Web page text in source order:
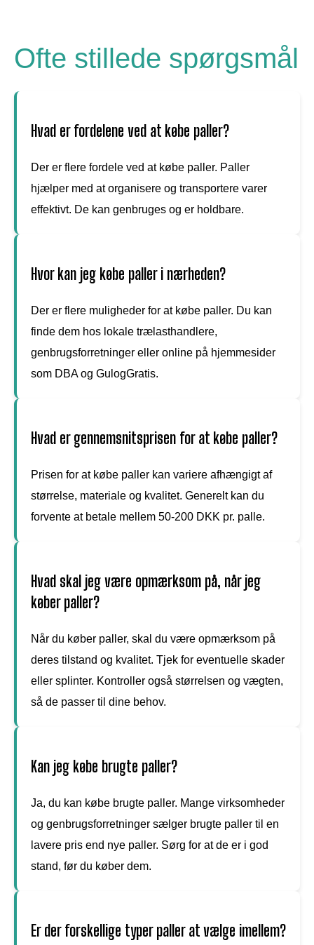
Ofte stillede spørgsmål
Hvad er fordelene ved at købe paller?
Der er flere fordele ved at købe paller. Paller
hjælper med at organisere og transportere varer
effektivt. De kan genbruges og er holdbare.
Hvor kan jeg købe paller i nærheden?
Der er flere muligheder for at købe paller. Du kan
finde dem hos lokale trælasthandlere,
genbrugsforretninger eller online på hjemmesider
som DBA og GulogGratis.
Hvad er gennemsnitsprisen for at købe paller?
Prisen for at købe paller kan variere afhængigt af
størrelse, materiale og kvalitet. Generelt kan du
forvente at betale mellem 50-200 DKK pr. palle.
Hvad skal jeg være opmærksom på, når jeg
køber paller?
Når du køber paller, skal du være opmærksom på
deres tilstand og kvalitet. Tjek for eventuelle skader
eller splinter. Kontroller også størrelsen og vægten,
så de passer til dine behov.
Kan jeg købe brugte paller?
Ja, du kan købe brugte paller. Mange virksomheder
og genbrugsforretninger sælger brugte paller til en
lavere pris end nye paller. Sørg for at de er i god
stand, før du køber dem.
Er der forskellige typer paller at vælge imellem?